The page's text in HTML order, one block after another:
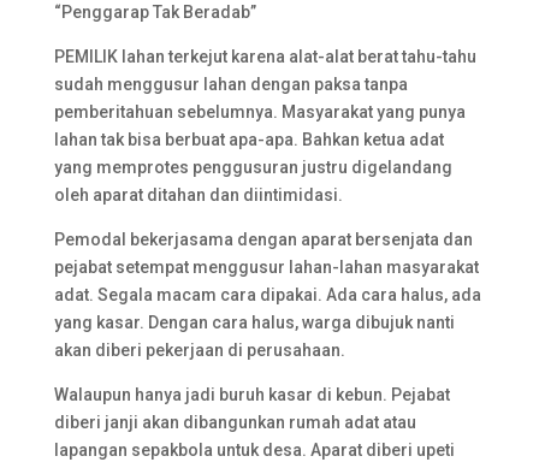
“Penggarap Tak Beradab”
PEMILIK lahan terkejut karena alat-alat berat tahu-tahu
sudah menggusur lahan dengan paksa tanpa
pemberitahuan sebelumnya. Masyarakat yang punya
lahan tak bisa berbuat apa-apa. Bahkan ketua adat
yang memprotes penggusuran justru digelandang
oleh aparat ditahan dan diintimidasi.
Pemodal bekerjasama dengan aparat bersenjata dan
pejabat setempat menggusur lahan-lahan masyarakat
adat. Segala macam cara dipakai. Ada cara halus, ada
yang kasar. Dengan cara halus, warga dibujuk nanti
akan diberi pekerjaan di perusahaan.
Walaupun hanya jadi buruh kasar di kebun. Pejabat
diberi janji akan dibangunkan rumah adat atau
lapangan sepakbola untuk desa. Aparat diberi upeti